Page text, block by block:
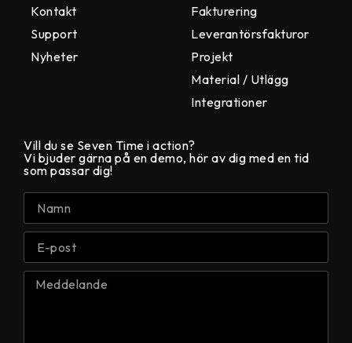
Kontakt
Support
Nyheter
Fakturering
Leverantörsfakturor
Projekt
Material / Utlägg
Integrationer
Vill du se Seven Time i action?
Vi bjuder gärna på en demo, hör av dig med en tid
som passar dig!